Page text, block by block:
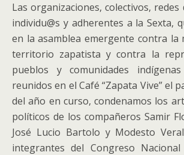
Las organizaciones, colectivos, redes
individu@s y adherentes a la Sexta,
en la asamblea emergente contra la
territorio zapatista y contra la
pueblos y comunidades
reunidos en el Café “Zapata Vive” el
del año en curso, condenamos los
políticos de los compañeros Samir
José Lucio Bartolo y Modesto
integrantes del Congreso